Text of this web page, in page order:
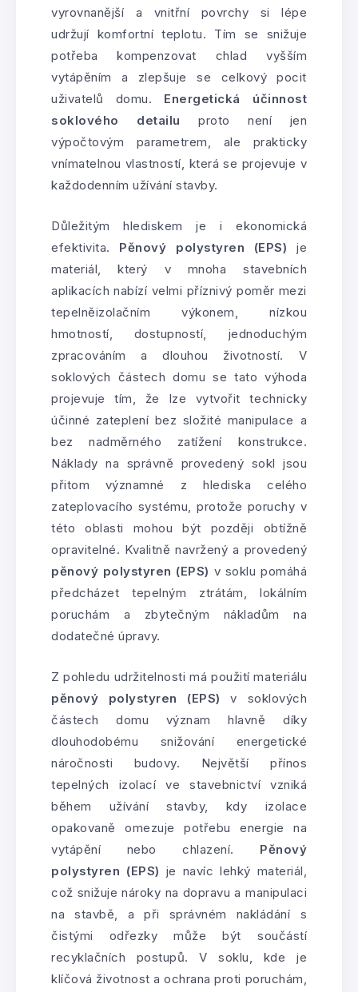
vyrovnanější a vnitřní povrchy si lépe
udržují komfortní teplotu. Tím se snižuje
potřeba kompenzovat chlad vyšším
vytápěním a zlepšuje se celkový pocit
uživatelů domu. Energetická účinnost
soklového detailu proto není jen
výpočtovým parametrem, ale prakticky
vnímatelnou vlastností, která se projevuje v
každodenním užívání stavby.
Důležitým hlediskem je i ekonomická
efektivita. Pěnový polystyren (EPS) je
materiál, který v mnoha stavebních
aplikacích nabízí velmi příznivý poměr mezi
tepelněizolačním výkonem, nízkou
hmotností, dostupností, jednoduchým
zpracováním a dlouhou životností. V
soklových částech domu se tato výhoda
projevuje tím, že lze vytvořit technicky
účinné zateplení bez složité manipulace a
bez nadměrného zatížení konstrukce.
Náklady na správně provedený sokl jsou
přitom významné z hlediska celého
zateplovacího systému, protože poruchy v
této oblasti mohou být později obtížně
opravitelné. Kvalitně navržený a provedený
pěnový polystyren (EPS) v soklu pomáhá
předcházet tepelným ztrátám, lokálním
poruchám a zbytečným nákladům na
dodatečné úpravy.
Z pohledu udržitelnosti má použití materiálu
pěnový polystyren (EPS) v soklových
částech domu význam hlavně díky
dlouhodobému snižování energetické
náročnosti budovy. Největší přínos
tepelných izolací ve stavebnictví vzniká
během užívání stavby, kdy izolace
opakovaně omezuje potřebu energie na
vytápění nebo chlazení. Pěnový
polystyren (EPS) je navíc lehký materiál,
což snižuje nároky na dopravu a manipulaci
na stavbě, a při správném nakládání s
čistými odřezky může být součástí
recyklačních postupů. V soklu, kde je
klíčová životnost a ochrana proti poruchám,